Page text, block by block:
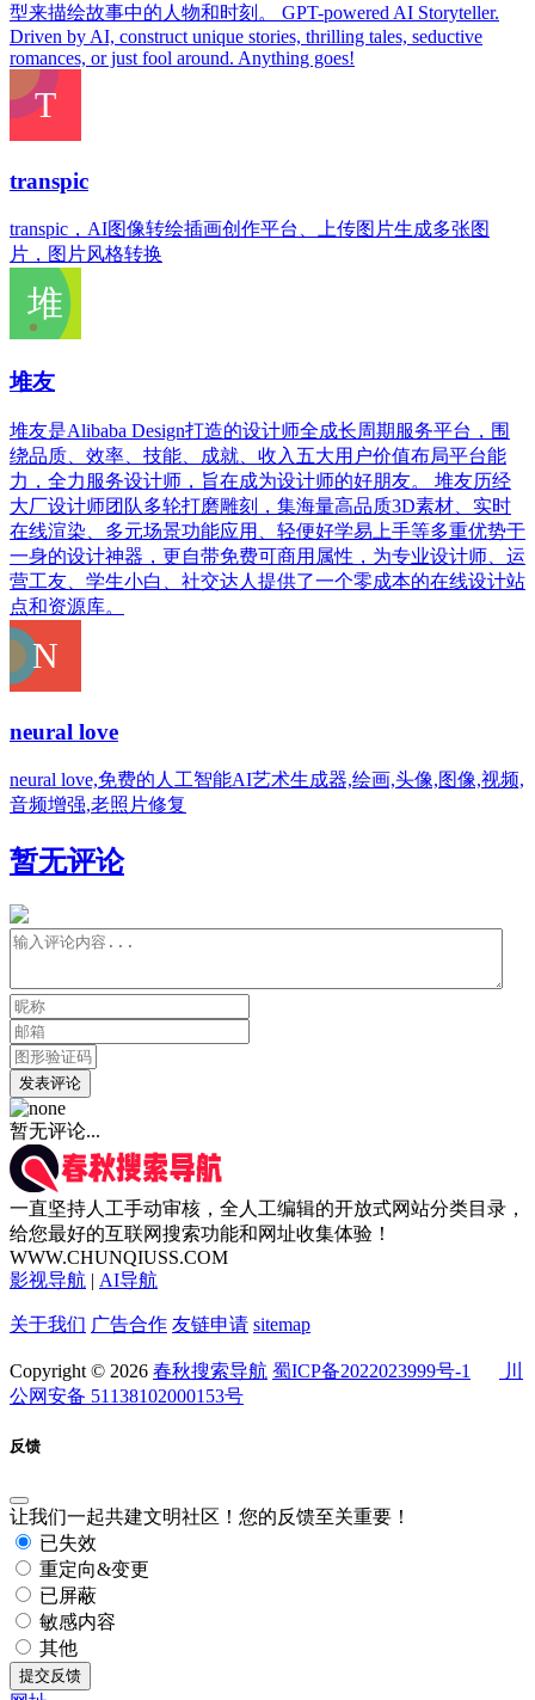
型来描绘故事中的人物和时刻。 GPT-powered AI Storyteller.
Driven by AI, construct unique stories, thrilling tales, seductive
romances, or just fool around. Anything goes!
transpic
transpic，AI图像转绘插画创作平台、上传图片生成多张图
片，图片风格转换
堆友
堆友是Alibaba Design打造的设计师全成长周期服务平台，围
绕品质、效率、技能、成就、收入五大用户价值布局平台能
力，全力服务设计师，旨在成为设计师的好朋友。 堆友历经
大厂设计师团队多轮打磨雕刻，集海量高品质3D素材、实时
在线渲染、多元场景功能应用、轻便好学易上手等多重优势于
一身的设计神器，更自带免费可商用属性，为专业设计师、运
营工友、学生小白、社交达人提供了一个零成本的在线设计站
点和资源库。
neural love
neural love,免费的人工智能AI艺术生成器,绘画,头像,图像,视频,
音频增强,老照片修复
暂无评论
发表评论
暂无评论...
一直坚持人工手动审核，全人工编辑的开放式网站分类目录，
给您最好的互联网搜索功能和网址收集体验！
WWW.CHUNQIUSS.COM
影视导航 | AI导航
关于我们 广告合作 友链申请 sitemap
Copyright © 2026 春秋搜索导航 蜀ICP备2022023999号-1
川
公网安备 51138102000153号
反馈
让我们一起共建文明社区！您的反馈至关重要！
已失效
重定向&变更
已屏蔽
敏感内容
其他
提交反馈